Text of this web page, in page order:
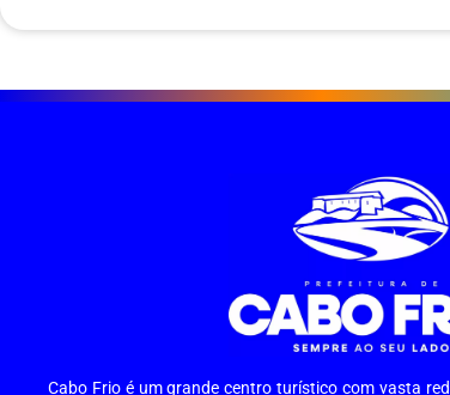
Cabo Frio é um grande centro turístico com vasta